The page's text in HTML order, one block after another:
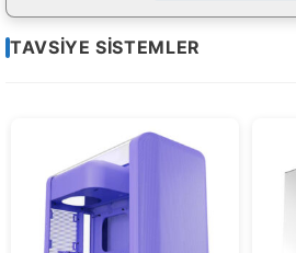
Sayfa
4
TAVSIYE SISTEMLER